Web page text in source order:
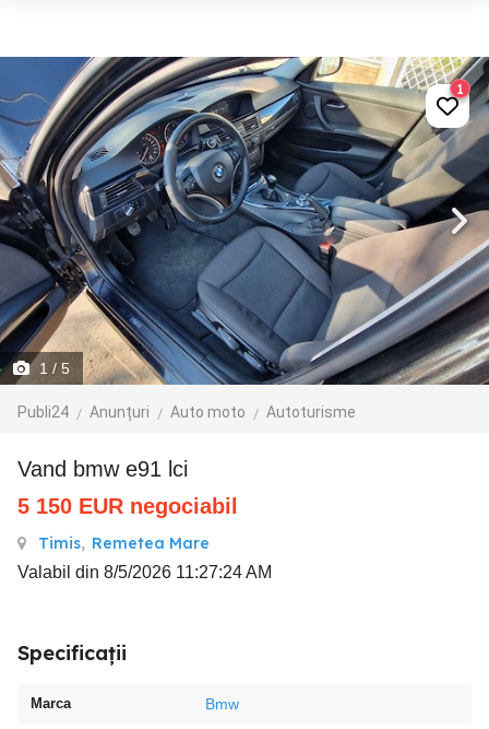
1 / 5
Publi24 Anunțuri Auto moto Autoturisme
1
vand bmw e91 lci
5 150 EUR negociabil
Timis, Remetea Mare
Valabil din 8/5/2026 11:27:24 AM
Specificații
Marca Bmw